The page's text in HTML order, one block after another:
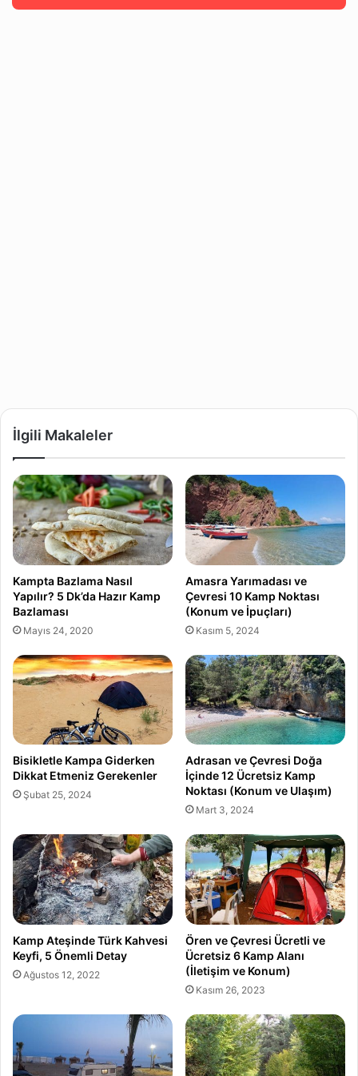
İlgili Makaleler
Kampta Bazlama Nasıl
Yapılır? 5 Dk’da Hazır Kamp
Bazlaması
Mayıs 24, 2020
Amasra Yarımadası ve
Çevresi 10 Kamp Noktası
(Konum ve İpuçları)
Kasım 5, 2024
Bisikletle Kampa Giderken
Dikkat Etmeniz Gerekenler
Şubat 25, 2024
Adrasan ve Çevresi Doğa
İçinde 12 Ücretsiz Kamp
Noktası (Konum ve Ulaşım)
Mart 3, 2024
Kamp Ateşinde Türk Kahvesi
Keyfi, 5 Önemli Detay
Ağustos 12, 2022
Ören ve Çevresi Ücretli ve
Ücretsiz 6 Kamp Alanı
(İletişim ve Konum)
Kasım 26, 2023